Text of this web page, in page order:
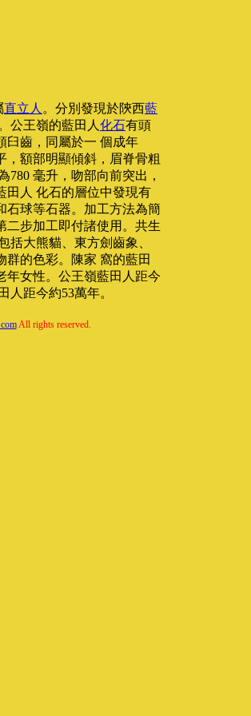
直立人 。分別發現於陝西藍
公王嶺的藍田人 化石有頭
臼齒，同屬於一 個成年
，額部明顯傾斜，眉脊骨粗
780 毫升，吻部向前突出，
田人 化石的層位中發現有
石球等石器。加工方法為簡
二步加工即付諸使用。共生
括大熊貓、東方劍齒象、
群的色彩。陳家 窩的藍田
年女性。公王嶺藍田人距今
人距今約53萬年。
All rights reserved.